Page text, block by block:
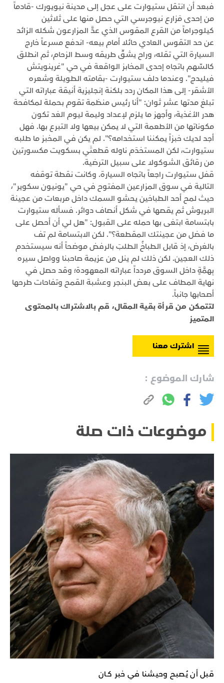
فبعد أن انتقل ستيوارت على عجل إلى مدينة نيويورك -قادماً
من إحدى مَزارع نيوجرسي التي حصل منها على ثلاثين
كيلوجراماً من القرع المقوس الذي عدَّ المزارعون شكله الزائد
عن حد التقوس العادي حائلا أمام بيعه- اندفع مسرعاً خارج
السيارة التي تقله، وراح يشقّ طريقه وسط الزحام، ثم انطلق
كالسّهم باتجاه إحدى المخابز الواقعة في حي "غرينويتش
فيليدج". وعندما دلف ستيوارت -بقامته الطويلة وشعره
الأشقر- إلى هذا المكان ردد بلكنة إنجليزية أنيقة عباراته التي
تبلغ مدتها عشر ثوان: "أنا رئيس منظمة تقوم بحملة لمكافحة
هدر الأغذية، وأجهز ما يلزم لإعداد وليمة ليوم الغد تكون
مكوناتها من الأطعمة التي لا يمكن بيعها ولا التبرع بها. فهل
أجد لديك خبزاً يمكننا استخدامه؟". لم يكن في المخبز ما طلبه
ستيوارت، لكن المستخدَم ناوله قطعتَي بسكويت مكسورتين
من رقائق الشوكولا على سبيل الترضية.
قفل ستيوارت راجعاً باتجاه السيارة. وكانت نقطة توقفه
التالية في سوق المزارعين المفتوح في حي "يونيون سكوير"،
حيث لمح أحد الطباخين يحشو السمك داخل مربعات من عجينة
البريوش ثم يقصها في شكل أنصاف دوائر. فسأله ستيوارت
بابتسامة ابتغى بها حمله على القبول: "هل لي أن أحصل على
ما فضل من عجينتك المقطعة؟". لكن الابتسامة لم تف
بالغرض، إذ قابل الطباخُ الطلبَ بالرفض موضحاً أنه سيستخدم
ذلك العجين. لكن ذلك لم ينل من عزيمة صاحبنا وواصل سيره
بِهمَّةٍ داخل السوق مردداً عباراته المعهودة؛ وقد حصل في
نهاية المطاف على بعض البنجر وعشبة القمح وتفاحات طرحها
أصحابها جانباً.
لتتمكن من قرأة بقية المقال، قم بالاشتراك بالمحتوى
المتميز
اشترك معنا
شارك الموضوع :
موضوعات ذات صلة
قبل أن يُصبح وحيشنا في خبر كـان